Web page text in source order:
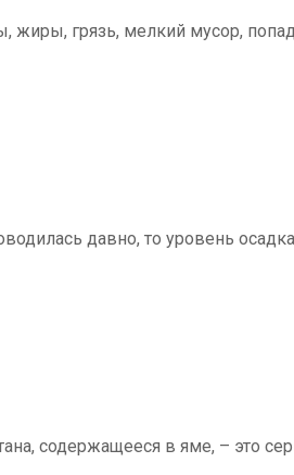
грязь, мелкий мусор,
давно, то уровень
содержащееся в яме, – это